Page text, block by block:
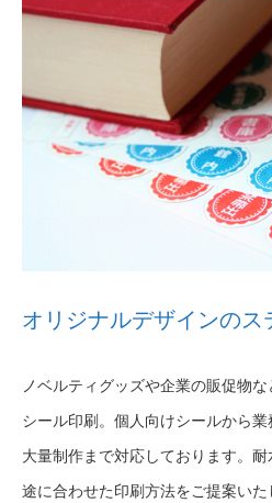
オリジナルデザインのス
ノベルティグッズや企業の販促物
シール印刷。個人向けシールから
大量制作まで対応しております。
途に合わせた印刷方法をご提案い